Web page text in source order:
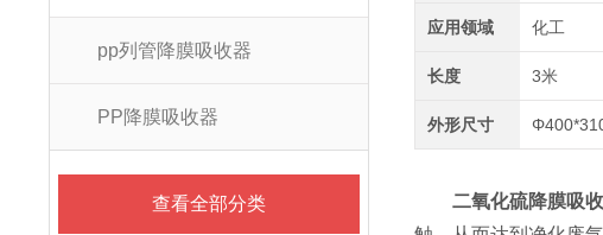
pp列管降膜吸收器
PP降膜吸收器
查看全部分类
应用领域 化工
长度 3米
外形尺寸
二氧化硫降膜吸